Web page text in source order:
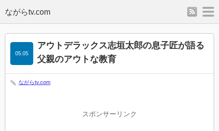
rss
アウトデラックス志垣太郎の息子匠が語る
父親のアウトな教育
05.05
ながらtv.com
スポンサーリンク